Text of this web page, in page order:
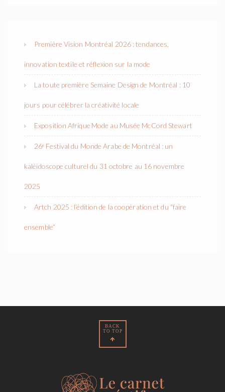
Première Vision Montréal 2026 : tendances,
innovation textile et réflexion sur la mode
La toute première Semaine Design de Montréal : 10
jours pour célébrer la créativité locale
Exposition Afrique Mode au Musée McCord Stewart
26ᵉ Festival du Monde Arabe de Montréal : un
kaléidoscope culturel du 31 octobre au 16 novembre
2025
Artch 2025 : l’édition de la coopération et du “faire
ensemble”
BACK
TO TOP